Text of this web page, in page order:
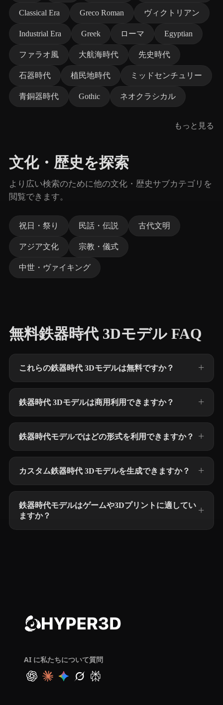
Classical Era Greco Roman ヴィクトリアン
Industrial Era Greek ローマ Egyptian
ファラオ風 大航海時代 先史時代
石器時代 植民地時代 ミッドセンチュリー
青銅器時代 Gothic ネオクラシカル
もっと見る
文化・歴史を探索
より広い検索のために他の文化・歴史サブカテゴリを
閲覧できます。
祝日・祭り 民話・伝説 古代文明
アジア文化 宗教・儀式
中世・ヴァイキング
無料鉄器時代 3Dモデル FAQ
これらの鉄器時代 3Dモデルは無料ですか？
鉄器時代 3Dモデルは商用利用できますか？
鉄器時代モデルではどの形式を利用できますか？
カスタム鉄器時代 3Dモデルを生成できますか？
鉄器時代モデルはゲームや3Dプリントに適してい
ますか？
AI に私たちについて質問